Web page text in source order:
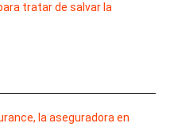
tratar de salvar la
la aseguradora en